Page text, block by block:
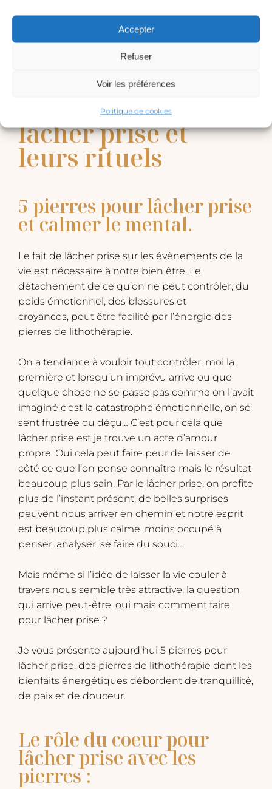
Accepter
Refuser
Voir les préférences
Politique de cookies
5 pierres pour
lâcher prise et
leurs rituels
5 pierres pour lâcher prise
et calmer le mental.
Le fait de lâcher prise sur les évènements de la
vie est nécessaire à notre bien être. Le
détachement de ce qu’on ne peut contrôler, du
poids émotionnel, des blessures et
croyances, peut être facilité par l’énergie des
pierres de lithothérapie.
On a tendance à vouloir tout contrôler, moi la
première et lorsqu’un imprévu arrive ou que
quelque chose ne se passe pas comme on l’avait
imaginé c’est la catastrophe émotionnelle, on se
sent frustrée ou déçu… C’est pour cela que
lâcher prise est je trouve un acte d’amour
propre. Oui cela peut faire peur de laisser de
côté ce que l’on pense connaître mais le résultat
beaucoup plus sain. Par le lâcher prise, on profite
plus de l’instant présent, de belles surprises
peuvent nous arriver en chemin et notre esprit
est beaucoup plus calme, moins occupé à
penser, analyser, se faire du souci…
Mais même si l’idée de laisser la vie couler à
travers nous semble très attractive, la question
qui arrive peut-être, oui mais comment faire
pour lâcher prise ?
Je vous présente aujourd’hui 5 pierres pour
lâcher prise, des pierres de lithothérapie dont les
bienfaits énergétiques débordent de tranquillité,
de paix et de douceur.
Le rôle du coeur pour
lâcher prise avec les
pierres :